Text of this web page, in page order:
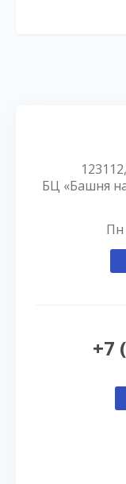
БЦ «Башня
Пн
+7